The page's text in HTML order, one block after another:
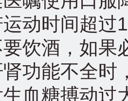
时间超过1
酒，如果
能不全时
糖搏动过